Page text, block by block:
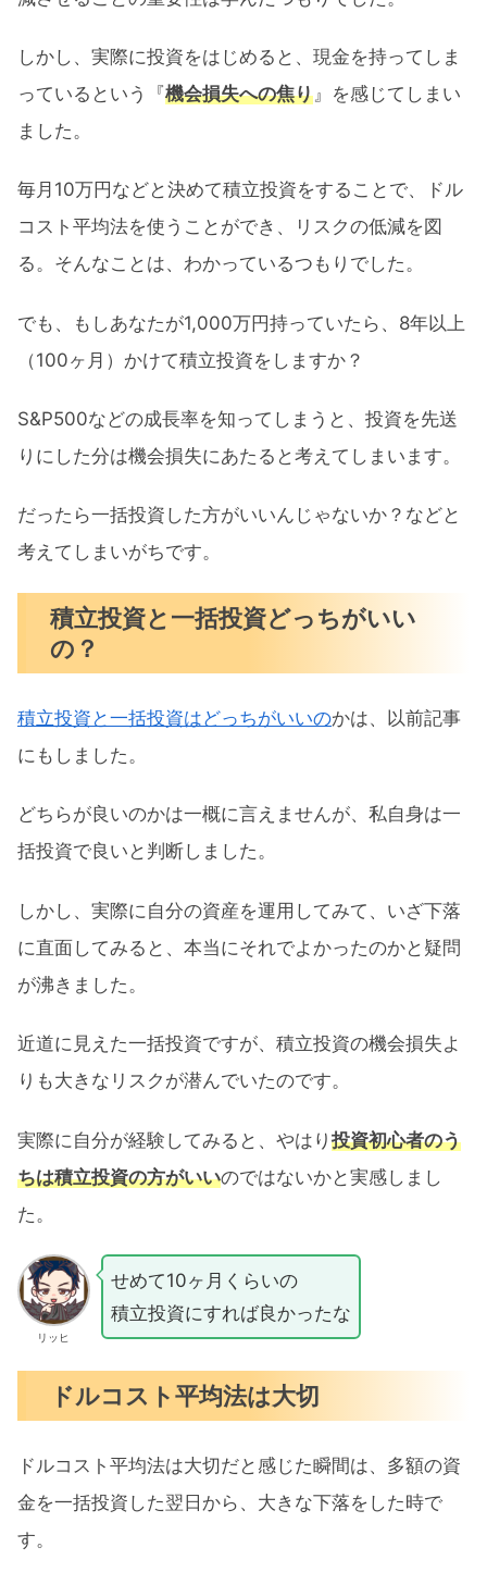
しかし、実際に投資をはじめると、現金を持ってしま
っているという『機会損失への焦り 』を感じてしまい
ました。
毎月10万円などと決めて積立投資をすることで、ドル
コスト平均法を使うことができ、リスクの低減を図
る。そんなことは、わかっているつもりでした。
でも、もしあなたが1,000万円持っていたら、8年以上
（100ヶ月）かけて積立投資をしますか？
S&P500などの成長率を知ってしまうと、投資を先送
りにした分は機会損失にあたると考えてしまいます。
だったら一括投資した方がいいんじゃないか？などと
考えてしまいがちです。
積立投資と一括投資どっちがいい
の？
積立投資と一括投資はどっちがいいのかは、以前記事
にもしました。
どちらが良いのかは一概に言えませんが、私自身は一
括投資で良いと判断しました。
しかし、実際に自分の資産を運用してみて、いざ下落
に直面してみると、本当にそれでよかったのかと疑問
が沸きました。
近道に見えた一括投資ですが、積立投資の機会損失よ
りも大きなリスクが潜んでいたのです。
実際に自分が経験してみると、やはり 投資初心者のう
ちは積立投資の方がいいのではないかと実感しまし
た。
リッヒ
せめて10ヶ月くらいの
積立投資にすれば良かったな
ドルコスト平均法は大切
ドルコスト平均法は大切だと感じた瞬間は、多額の資
金を一括投資した翌日から、大きな下落をした時で
す。